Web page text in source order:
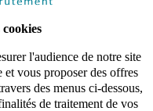
l'audience de notre site
vous proposer des offres
des menus ci-dessous,
de traitement de vos